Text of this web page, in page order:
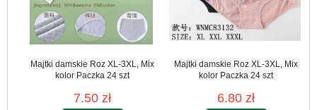
Majtki damskie Roz XL-3XL, Mix
kolor Paczka 24 szt
7.50 zł
Majtki damskie Roz XL-3XL, Mix
kolor Paczka 24 szt
6.80 zł